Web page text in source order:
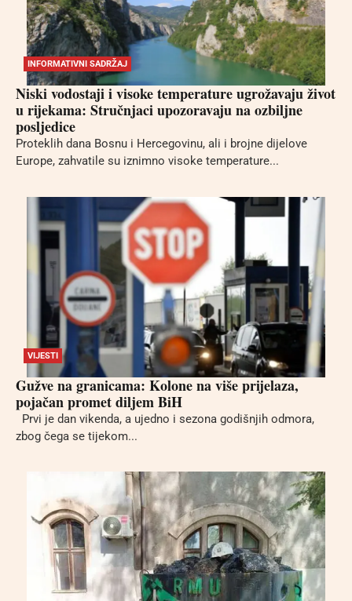
INFORMATIVNI SADRŽAJ
Niski vodostaji i visoke temperature ugrožavaju život
u rijekama: Stručnjaci upozoravaju na ozbiljne
posljedice
Proteklih dana Bosnu i Hercegovinu, ali i brojne dijelove
Europe, zahvatile su iznimno visoke temperature...
VIJESTI
Gužve na granicama: Kolone na više prijelaza,
pojačan promet diljem BiH
Prvi je dan vikenda, a ujedno i sezona godišnjih odmora,
zbog čega se tijekom...